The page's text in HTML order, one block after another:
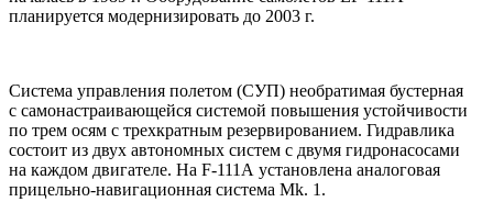
планируется модернизировать до 2003 г.
Система управления полетом (СУП) необратимая бустерная
с самонастраивающейся системой повышения устойчивости
по трем осям с трехкратным резервированием. Гидравлика
состоит из двух автономных систем с двумя гидронасосами
на каждом двигателе. На F-111А установлена аналоговая
прицельно-навигационная система Mk. 1.